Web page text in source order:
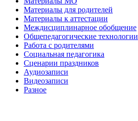
Материалы для родителей
Материалы к аттестации
Междисциплинарное обобщение
Общепедагогические технологии
Работа с родителями
Социальная педагогика
Сценарии праздников
Аудиозаписи
Видеозаписи
Разное